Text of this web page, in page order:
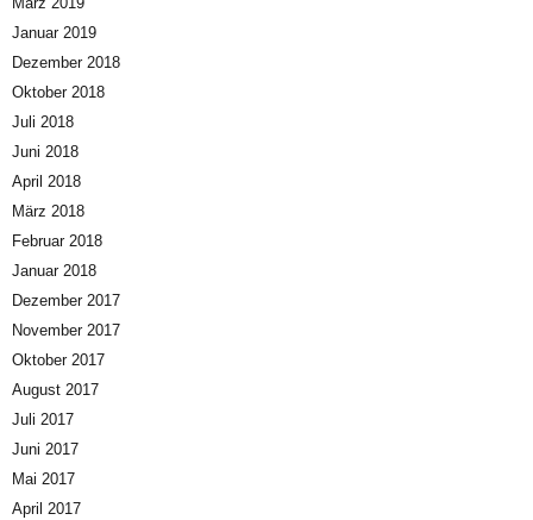
Januar 2019
Dezember 2018
Oktober 2018
Juli 2018
Juni 2018
April 2018
März 2018
Februar 2018
Januar 2018
Dezember 2017
November 2017
Oktober 2017
August 2017
Juli 2017
Juni 2017
Mai 2017
April 2017